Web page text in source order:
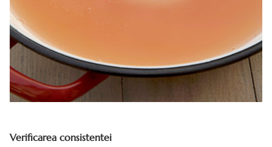
Verificarea consistentei